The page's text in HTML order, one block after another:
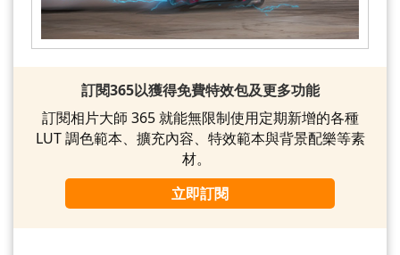
訂閱365以獲得免費特效包及更多功能
訂閱相片大師 365 就能無限制使用定期新增的各種
LUT 調色範本、擴充內容、特效範本與背景配樂等素
材。
立即訂閱